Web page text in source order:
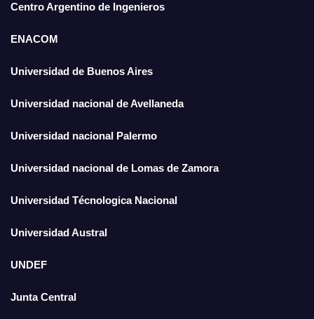
Centro Argentino de Ingenieros
ENACOM
Universidad de Buenos Aires
Universidad nacional de Avellaneda
Universidad nacional Palermo
Universidad nacional de Lomas de Zamora
Universidad Técnologica Nacional
Universidad Austral
UNDEF
Junta Central